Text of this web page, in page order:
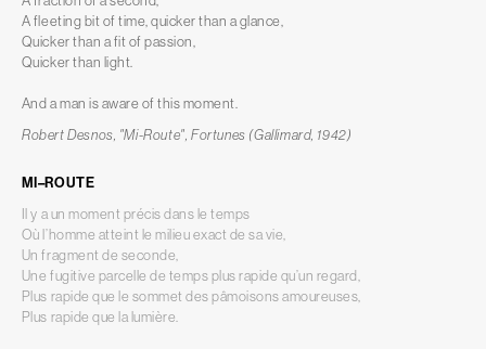
A fleeting bit of time, quicker than a glance,
Quicker than a fit of passion,
Quicker than light.
And a man is aware of this moment.
Robert Desnos, "Mi-Route", Fortunes (Gallimard, 1942)
MI–ROUTE
Il y a un moment précis dans le temps
Où l’homme atteint le milieu exact de sa vie,
Un fragment de seconde,
Une fugitive parcelle de temps plus rapide qu’un regard,
Plus rapide que le sommet des pâmoisons amoureuses,
Plus rapide que la lumière.